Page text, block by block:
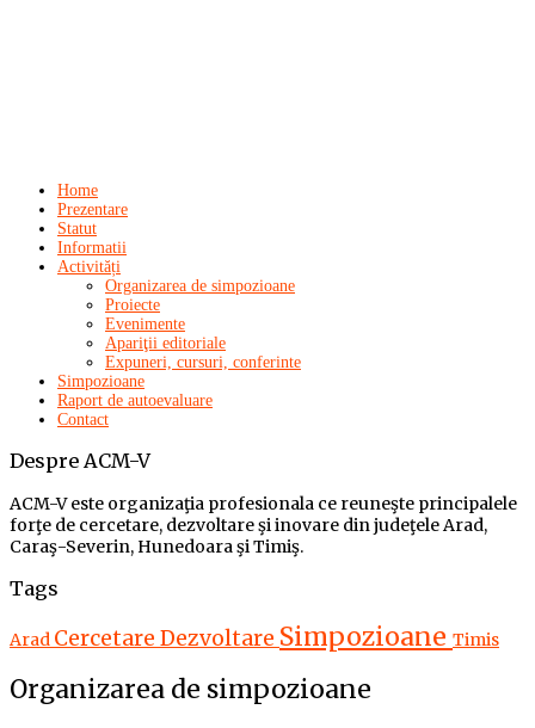
Home
Prezentare
Statut
Informatii
Activități
Organizarea de simpozioane
Proiecte
Evenimente
Apariţii editoriale
Expuneri, cursuri, conferinte
Simpozioane
Raport de autoevaluare
Contact
Despre ACM-V
ACM-V este organizaţia profesionala ce reuneşte principalele
forţe de cercetare, dezvoltare şi inovare din judeţele Arad,
Caraş-Severin, Hunedoara şi Timiş.
Tags
Arad Cercetare Dezvoltare Simpozioane Timis
Organizarea de simpozioane